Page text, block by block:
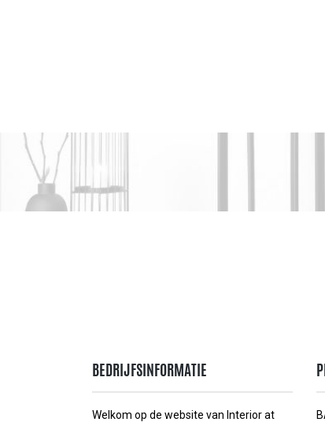
BEDRIJFSINFORMATIE
Welkom op de website van Interior at